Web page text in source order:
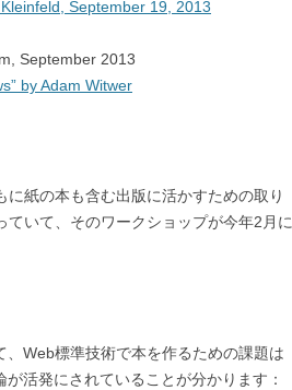
September 19, 2013
September 2013
by Adam Witwer
紙の本も含む出版に活かすための取り
いて、そのワークショップが今年2月に
Web標準技術で本を作るための課題は
活発にされていることが分かります：